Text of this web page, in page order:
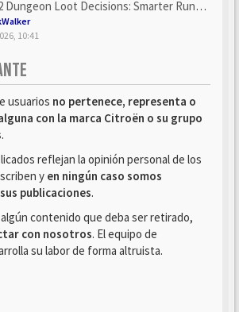
Loot Decisions: Smarter Runs With U4N
10:41
usuarios no pertenece, representa o
con la marca Citroën o su grupo
.
reflejan la opinión personal de los
y en ningún caso somos
publicaciones.
contenido que deba ser retirado,
con nosotros. El equipo de
su labor de forma altruista.